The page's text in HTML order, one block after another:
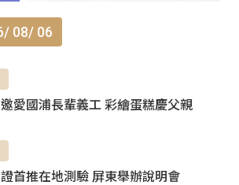
08/ 06
愛國浦長輩義工 彩繪蛋糕慶父親
首推在地測驗 屏東舉辦說明會